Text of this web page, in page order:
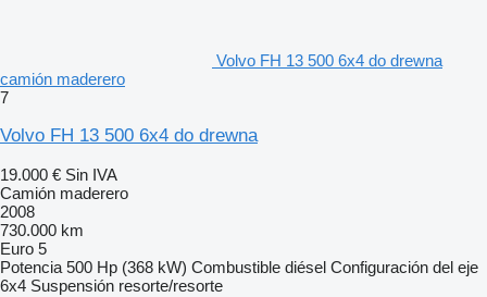
Volvo FH 13 500 6x4 do drewna
camión maderero
7
Volvo FH 13 500 6x4 do drewna
19.000 € Sin IVA
Camión maderero
2008
730.000 km
Euro 5
Potencia 500 Hp (368 kW) Combustible diésel Configuración del eje
6x4 Suspensión resorte/resorte